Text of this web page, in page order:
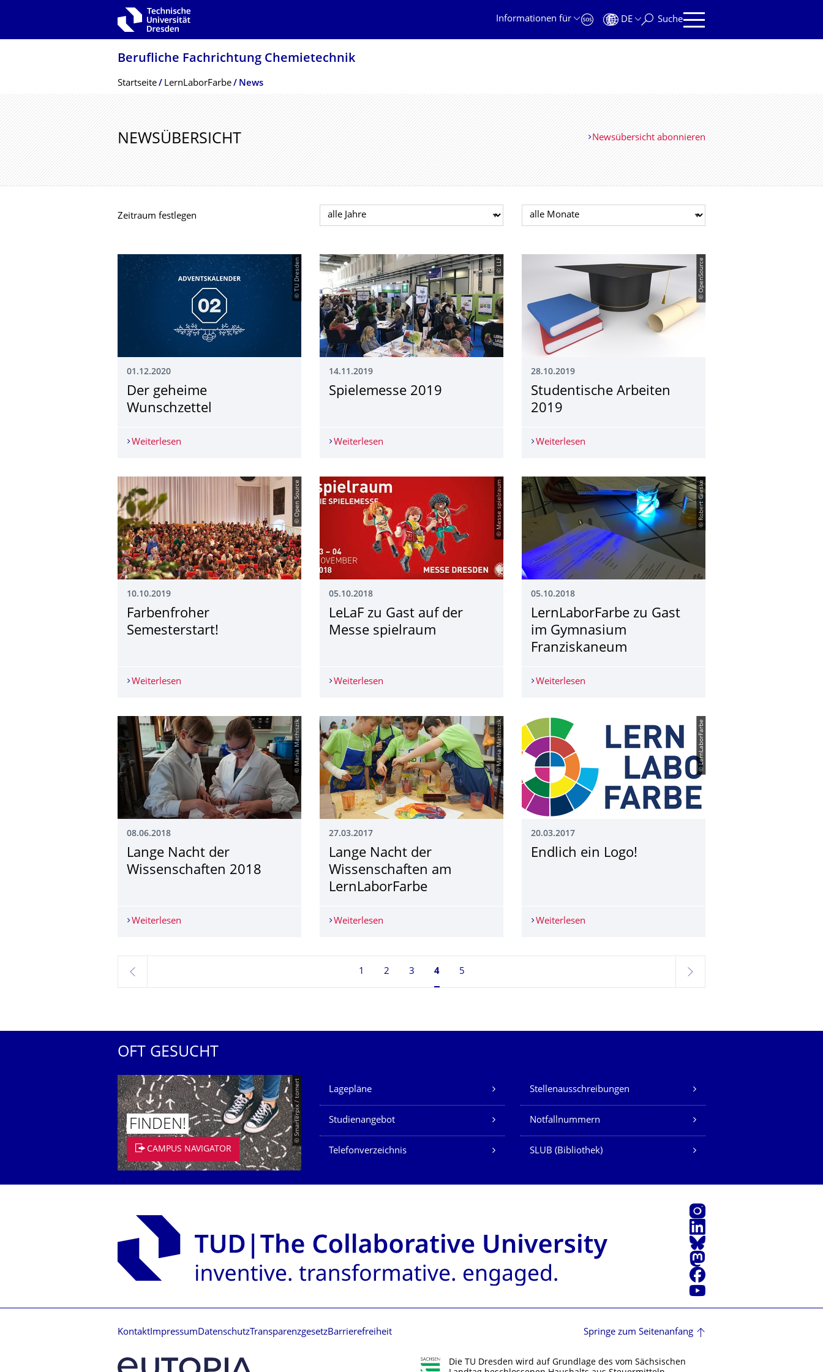
Zur Hauptnavigation springen
Informationen für
DE Suche
Berufliche Fachrichtung Chemietechnik
Breadcrumb-Menü
Startseite LernLaborFarbe News
NEWSÜBERSICHT Newsübersicht abonnieren
Zeitraum festlegen Jahr auswählen Monat auswählen
© TU Dresden
01.12.2020
Der geheime
Wunschzettel
Weiterlesen
© LLF
14.11.2019
Spielemesse 2019
Weiterlesen
© OpenSource
28.10.2019
Studentische Arbeiten
2019
Weiterlesen
© Open Source
10.10.2019
Farbenfroher
Semesterstart!
Weiterlesen
© Messe spielraum
05.10.2018
LeLaF zu Gast auf der
Messe spielraum
Weiterlesen LeLaF zu Gast auf der Messe spielraum
© Robert Gieske
05.10.2018
LernLaborFarbe zu Gast
im Gymnasium
Franziskaneum
Weiterlesen
© Maria Mathiszik
08.06.2018
Lange Nacht der
Wissenschaften 2018
Weiterlesen Lange Nacht der Wissenschaften 2018
© Maria Mathiszik
27.03.2017
Lange Nacht der
Wissenschaften am
LernLaborFarbe
Weiterlesen Lange Nacht der Wissenschaften am LernLaborFarbe
© LernLaborFarbe
20.03.2017
Endlich ein Logo!
Weiterlesen
zurück
1 2 3 Seite 4, aktuell ausgewählt
4 5
weiter
OFT GESUCHT
© Smarterpix / tomert
FINDEN!
CAMPUS NAVIGATOR
Unsere Dienste
Lagepläne Stellenausschreibungen
Studienangebot Notfallnummern
Telefonverzeichnis SLUB (Bibliothek)
Instagram
LinkedIn
Bluesky
Mastodon
Facebook
Youtube
KontaktImpressumDatenschutz TransparenzgesetzBarrierefreiheit Springe zum Seitenanfang
Die TU Dresden wird auf Grundlage des vom Sächsischen